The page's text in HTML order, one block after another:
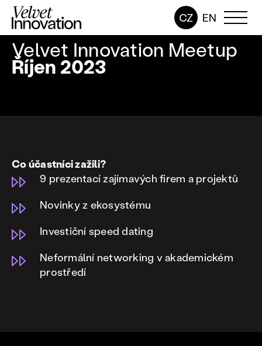
CZ EN
Velvet Innovation Meetup
Říjen 2023
Co účastníci zažili?
9 prezentací zajímavých firem a projektů
Novinky z ekosystému
Investiční speed dating
Neformální networking v akademickém
prostředí